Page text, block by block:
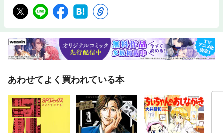
あわせてよく買われている本